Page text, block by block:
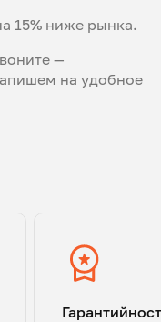
15% ниже рынка.
—
на удобное